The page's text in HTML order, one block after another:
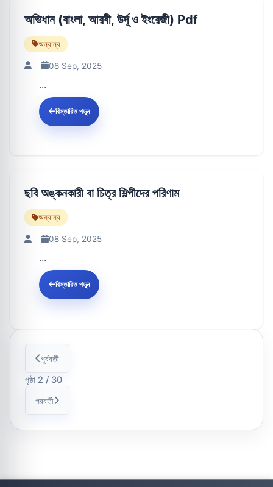
অভিধান (বাংলা, আরবী, উর্দূ ও ইংরেজী) Pdf
অন্যান্য
08 Sep, 2025
...
বিস্তারিত পড়ুন
ছবি অঙ্কনকারী বা চিত্র শিল্পীদের পরিণাম
অন্যান্য
08 Sep, 2025
...
বিস্তারিত পড়ুন
পূর্ববর্তী
পৃষ্ঠা 2 / 30
পরবর্তী